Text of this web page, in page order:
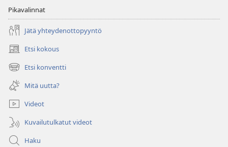
Pikavalinnat
Jätä yhteydenottopyyntö
Etsi kokous
(avaa
uuden
ikkunan)
Etsi konventti
(avaa
uuden
ikkunan)
Mitä uutta?
Videot
Kuvailutulkatut videot
Haku